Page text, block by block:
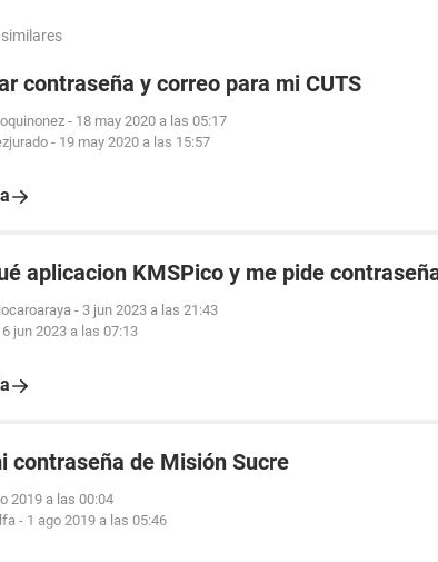
contraseña y correo para mi CUTS
- 18 may 2020 a las 05:17
- 19 may 2020 a las 15:57
aplicacion KMSPico y me pide
- 3 jun 2023 a las 21:43
jun 2023 a las 07:13
contraseña de Misión Sucre
2019 a las 00:04
- 1 ago 2019 a las 05:46